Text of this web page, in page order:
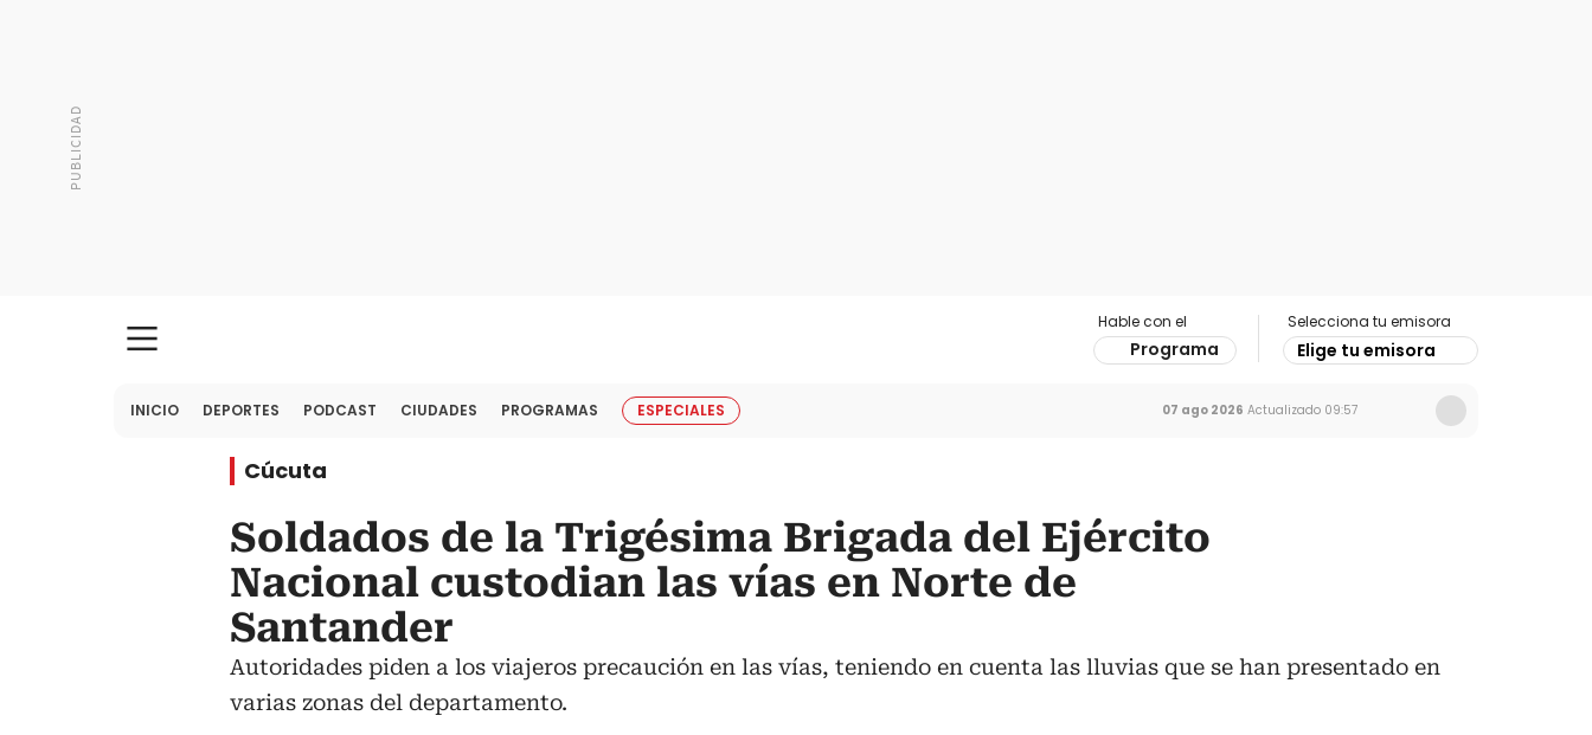
Hable con el
Programa
Selecciona tu emisora
Elige tu emisora
INICIO DEPORTES PODCAST CIUDADES PROGRAMAS ESPECIALES 07 ago 2026 Actualizado 09:57
Cúcuta
Soldados de la Trigésima Brigada del Ejército
Nacional custodian las vías en Norte de
Santander
Autoridades piden a los viajeros precaución en las vías, teniendo en cuenta las lluvias que se han presentado en
varias zonas del departamento.